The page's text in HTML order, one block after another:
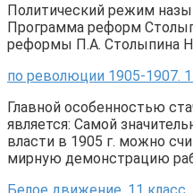
Политический режим
Программа реформ
реформы П.А. Столыпина
по революции 1905-1907.
Главной особенностью
является: Самой
власти в 1905 г. можно
мирную демонстрацию